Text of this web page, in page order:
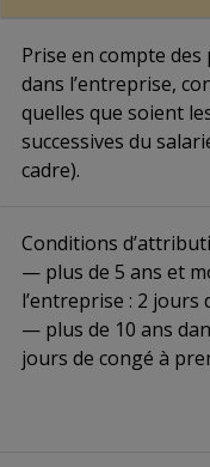
Prise en compte des
dans l’entreprise,
quelles que soient
successives du
cadre).
Conditions
— plus de 5 ans et
l’entreprise : 2 jours
— plus de 10 ans
jours de congé à